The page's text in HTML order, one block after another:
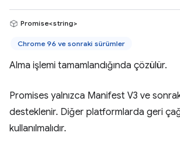
Promise<string>
Chrome 96 ve sonraki sürümler
Alma işlemi tamamlandığında çözülür.
Promises yalnızca Manifest V3 ve
desteklenir. Diğer platformlarda geri
kullanılmalıdır.